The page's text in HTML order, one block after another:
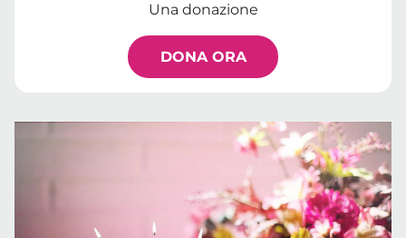
Una donazione
DONA ORA